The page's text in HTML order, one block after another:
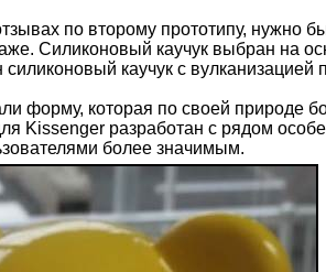
по второму прототипу, нужно
Силиконовый каучук выбран на
каучук с
форму, которая по своей природе
Kissenger разработан с рядом
более значимым.